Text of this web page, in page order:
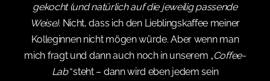
gekocht (und natürlich auf die jeweilig passende
Weise).Nicht, dass ich den Lieblingskaffee meiner
Kolleginnen nicht mögen würde. Aber wenn man
mich fragt und dann auch noch in unserem „Coffee-
Lab“steht – dann wird eben jedem sein